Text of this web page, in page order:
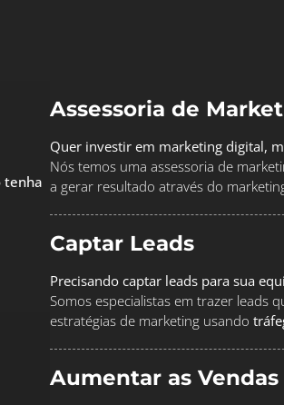
tenha
Assessoria de
Quer investir em marketing digital,
Nós temos uma assessoria de
a gerar resultado através do
Captar Leads
Precisando captar leads para sua
Somos especialistas em trazer leads
estratégias de marketing usando
Aumentar as Vendas